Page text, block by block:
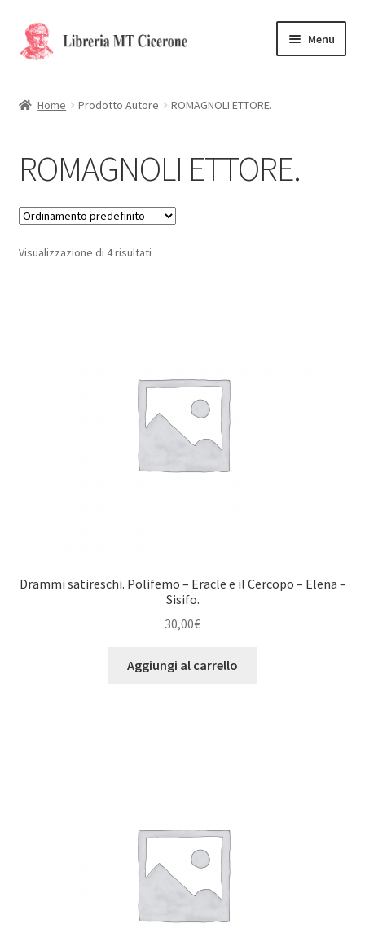
Vai
alla
Vai
al
Menu
La Storia
Contattaci
Cassa
Home Prodotto Autore ROMAGNOLI ETTORE.
ROMAGNOLI ETTORE.
Visualizzazione di 4 risultati
Drammi satireschi. Polifemo – Eracle e il Cercopo – Elena –
Sisifo.
30,00€
Aggiungi al carrello